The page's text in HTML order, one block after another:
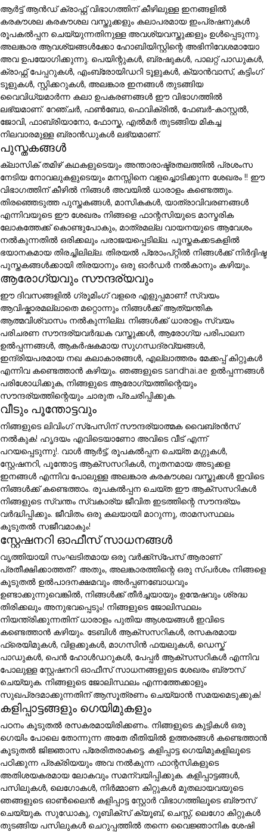
ആർട്ട് ആൻഡ് ക്രാഫ്റ്റ് വിഭാഗത്തിന് കീഴിലുള്ള ഇനങ്ങളിൽ
കരകൗശല കരകൗശല വസ്തുക്കളും കലാപരമായ ഇംപ്രഷനുകൾ
രൂപകൽപ്പന ചെയ്യുന്നതിനുള്ള അവശ്യവസ്തുക്കളും ഉൾപ്പെടുന്നു.
അലങ്കാര ആവശ്യങ്ങൾക്കോ ഹോബിയിസ്റ്റിന്റെ അഭിനിവേശമായോ
അവ ഉപയോഗിക്കുന്നു. പെയിന്റുകൾ, ബ്രഷുകൾ, പാലറ്റ് പാഡുകൾ,
ക്രാഫ്റ്റ് പേപ്പറുകൾ, എംബ്രോയിഡറി ടൂളുകൾ, ക്യാൻവാസ്, കട്ടിംഗ്
ടൂളുകൾ, സ്റ്റിക്കറുകൾ, അലങ്കാര ഇനങ്ങൾ തുടങ്ങിയ
വൈവിധ്യമാർന്ന കലാ ഉപകരണങ്ങൾ ഈ വിഭാഗത്തിൽ
ലഭ്യമാണ്. റേഞ്ചർ, ഫൺബോ, ഫെവിക്രിൽ, ഫേബർ-കാസ്റ്റൽ,
ജോവി, ഫാബ്രിയാനോ, ഫോസ്ക, എൽമർ തുടങ്ങിയ മികച്ച
നിലവാരമുള്ള ബ്രാൻഡുകൾ ലഭ്യമാണ്.
പുസ്തകങ്ങൾ
ക്ലാസിക് തമിഴ് കഥകളുടെയും അന്താരാഷ്ട്രതലത്തിൽ പ്രശംസ
നേടിയ നോവലുകളുടെയും മനസ്സിനെ വളച്ചൊടിക്കുന്ന ശേഖരം !! ഈ
വിഭാഗത്തിന് കീഴിൽ നിങ്ങൾ അവയിൽ ധാരാളം കണ്ടെത്തും.
തിരഞ്ഞെടുത്ത പുസ്തകങ്ങൾ, മാസികകൾ, യാത്രാവിവരണങ്ങൾ
എന്നിവയുടെ ഈ ശേഖരം നിങ്ങളെ ഫാന്റസിയുടെ മാസ്മരിക
ലോകത്തേക്ക് കൊണ്ടുപോകും, മാത്രമല്ല വായനയുടെ ആവേശം
നൽകുന്നതിൽ ഒരിക്കലും പരാജയപ്പെടില്ല. പുസ്തകക്കടകളിൽ
ഭയാനകമായ തിരച്ചിലില്ല. തിരയൽ പ്രോംപ്റ്റിൽ നിങ്ങൾക്ക് നിർദ്ദിഷ്ട
പുസ്തകങ്ങൾക്കായി തിരയാനും ഒരു ഓർഡർ നൽകാനും കഴിയും.
ആരോഗ്യവും സൗന്ദര്യവും
ഈ ദിവസങ്ങളിൽ ഗ്രൂമിംഗ് വളരെ എളുപ്പമാണ്! സ്വയം
ആവിഷ്കാരമല്ലാതെ മറ്റൊന്നും നിങ്ങൾക്ക് ആത്യന്തിക
ആത്മവിശ്വാസം നൽകുന്നില്ല. നിങ്ങൾക്ക് ധാരാളം സ്വയം
പരിചരണ സൗന്ദര്യവർദ്ധക വസ്തുക്കൾ, ആരോഗ്യ പരിപാലന
ഉൽപ്പന്നങ്ങൾ, ആകർഷകമായ സുഗന്ധദ്രവ്യങ്ങൾ,
ഇന്ദ്രിയപരമായ നഖ കലാകാരങ്ങൾ, എല്ലാത്തരം മേക്കപ്പ് കിറ്റുകൾ
എന്നിവ കണ്ടെത്താൻ കഴിയും. ഞങ്ങളുടെ sandhai.ae ഉൽപ്പന്നങ്ങൾ
പരിശോധിക്കുക, നിങ്ങളുടെ ആരോഗ്യത്തിന്റെയും
സൗന്ദര്യത്തിന്റെയും ചാരുത പ്രചരിപ്പിക്കുക.
വീടും പൂന്തോട്ടവും
നിങ്ങളുടെ ലിവിംഗ് സ്പേസിന് സൗന്ദര്യാത്മക വൈബ്രൻസ്
നൽകുക! ഹൃദയം എവിടെയാണോ അവിടെ വീട് എന്ന്
പറയപ്പെടുന്നു!. വാൾ ആർട്ട്, രൂപകൽപ്പന ചെയ്ത മഗ്ഗുകൾ,
സ്റ്റേഷനറി, പൂന്തോട്ട ആക്സസറികൾ, നൂതനമായ അടുക്കള
ഇനങ്ങൾ എന്നിവ പോലുള്ള അലങ്കാര കരകൗശല വസ്തുക്കൾ ഇവിടെ
നിങ്ങൾക്ക് കണ്ടെത്താം. രൂപകൽപ്പന ചെയ്ത ഈ ആക്സസറികൾ
നിങ്ങളുടെ സ്വന്തം സ്വകാര്യ ജീവിത ഇടത്തിന്റെ സൗന്ദര്യം
വർദ്ധിപ്പിക്കും. ജീവിതം ഒരു കലയായി മാറുന്നു, താമസസ്ഥലം
കൂടുതൽ സജീവമാകും!
സ്റ്റേഷനറി ഓഫീസ് സാധനങ്ങൾ
വൃത്തിയായി സംഘടിതമായ ഒരു വർക്ക്സ്പേസ് ആരാണ്
പ്രതീക്ഷിക്കാത്തത്? അതും, അലങ്കാരത്തിന്റെ ഒരു സ്പർശം നിങ്ങളെ
കൂടുതൽ ഉൽപാദനക്ഷമവും അർപ്പണബോധവും
ഉണ്ടാക്കുന്നുവെങ്കിൽ, നിങ്ങൾക്ക് തീർച്ചയായും ഉന്മേഷവും ശ്രദ്ധ
തിരിക്കലും അനുഭവപ്പെടും! നിങ്ങളുടെ ജോലിസ്ഥലം
നിയന്ത്രിക്കുന്നതിന് ധാരാളം പുതിയ ആശയങ്ങൾ ഇവിടെ
കണ്ടെത്താൻ കഴിയും. ടേബിൾ ആക്സസറികൾ, രസകരമായ
ഫ്രെയിമുകൾ, വിളക്കുകൾ, മാഗസിൻ ഫയലുകൾ, ഡെസ്ക്
പാഡുകൾ, പെൻ ഹോൾഡറുകൾ, പേപ്പർ ആക്സസറികൾ എന്നിവ
പോലുള്ള സ്റ്റേഷനറി ഓഫീസ് സാധനങ്ങളുടെ ശേഖരം ബ്രൗസ്
ചെയ്യുക. നിങ്ങളുടെ ജോലിസ്ഥലം എന്നത്തേക്കാളും
സുഖപ്രദമാക്കുന്നതിന് ആസൂത്രണം ചെയ്യാൻ സമയമെടുക്കുക!
കളിപ്പാട്ടങ്ങളും ഗെയിമുകളും
പഠനം കൂടുതൽ രസകരമായിരിക്കണം. നിങ്ങളുടെ കുട്ടികൾ ഒരു
ഗെയിം പോലെ തോന്നുന്ന അതേ രീതിയിൽ ഉത്തരങ്ങൾ കണ്ടെത്താൻ
കൂടുതൽ ജിജ്ഞാസ പ്രേരിതരാകട്ടെ. കളിപ്പാട്ട ഗെയിമുകളിലൂടെ
പഠിക്കുന്ന പ്രക്രിയയും അവ നൽകുന്ന ഫാന്റസികളുടെ
അതിശയകരമായ ലോകവും സമന്വയിപ്പിക്കുക. കളിപ്പാട്ടങ്ങൾ,
പസിലുകൾ, ലെഗോകൾ, നിർമ്മാണ കിറ്റുകൾ മുതലായവയുടെ
ഞങ്ങളുടെ ഓൺലൈൻ കളിപ്പാട്ട സ്റ്റോർ വിഭാഗത്തിലൂടെ ബ്രൗസ്
ചെയ്യുക. സുഡോകു, റൂബിക്സ് ക്യൂബ്, ചെസ്സ്, ലെഗോ കിറ്റുകൾ
തുടങ്ങിയ പസിലുകൾ ചെറുപ്പത്തിൽ തന്നെ വൈജ്ഞാനിക ശേഷി